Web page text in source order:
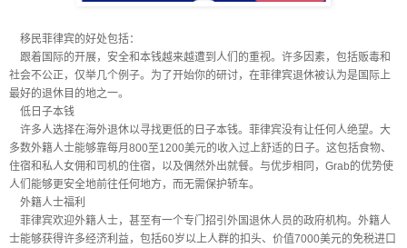
移民菲律宾的好处包括：
跟着国际的开展，安全和本钱越来越遭到人们的重视。许多因素，包括贩毒和
社会不公正，仅举几个例子。为了开始你的研讨，在菲律宾退休被认为是国际上
最好的退休目的地之一。
低日子本钱
许多人选择在海外退休以寻找更低的日子本钱。菲律宾没有让任何人绝望。大
多数外籍人士能够靠每月800至1200美元的收入过上舒适的日子。这包括食物、
住宿和私人女佣和司机的住宿，以及偶然外出就餐。与优步相同，Grab的优势使
人们能够更安全地前往任何地方，而无需保护轿车。
外籍人士福利
菲律宾欢迎外籍人士，甚至有一个专门招引外国退休人员的政府机构。外籍人
士能够获得许多经济利益，包括60岁以上人群的扣头、价值7000美元的免税进口